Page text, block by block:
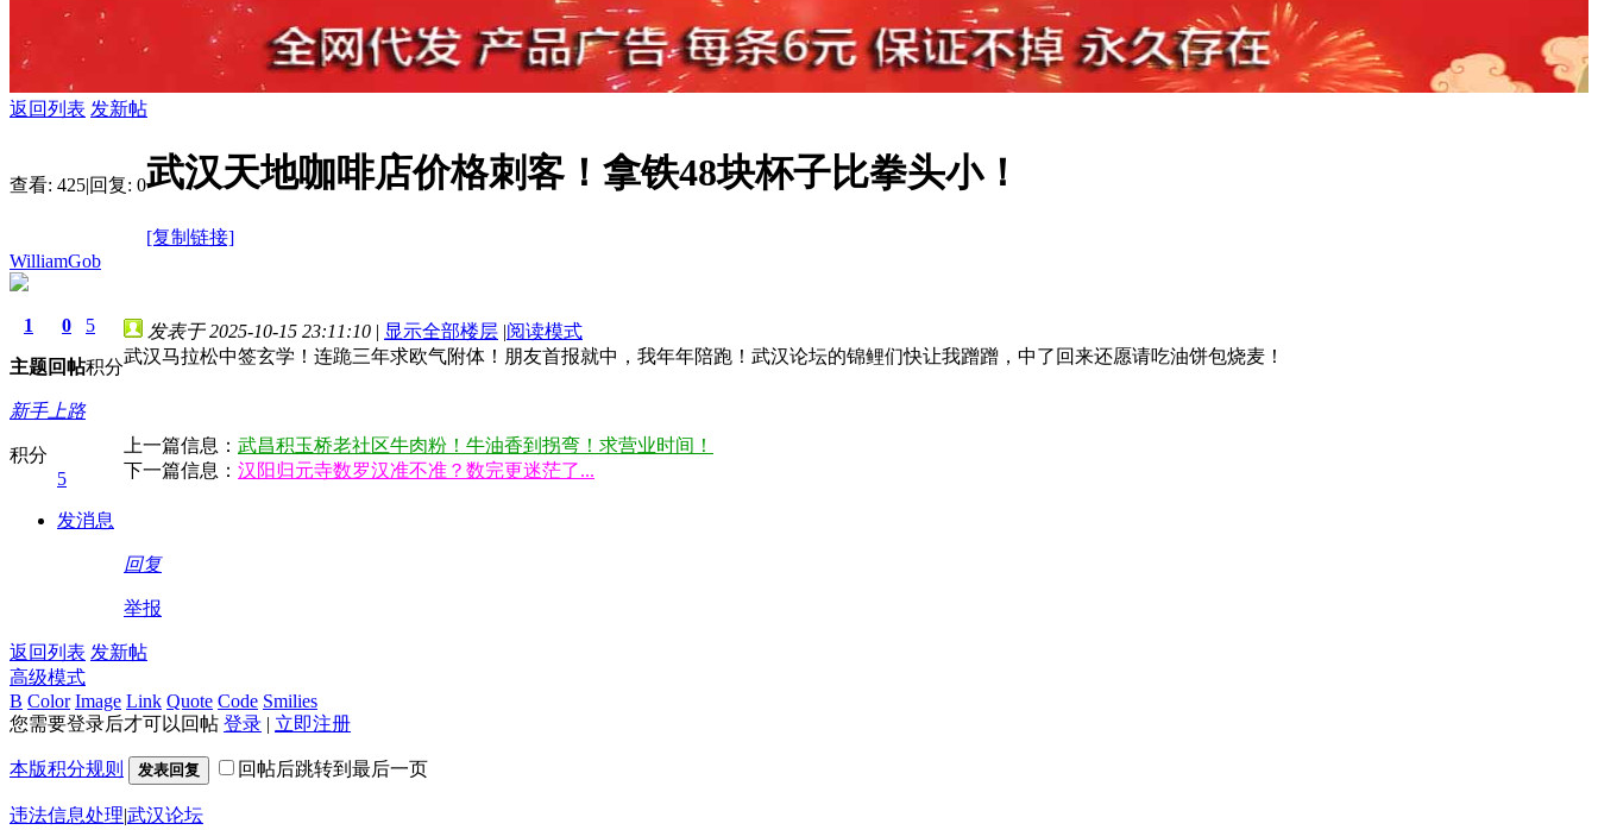
返回列表 发新帖
查看: 425|回复: 0武汉天地咖啡店价格刺客！拿铁48块杯子比拳头小！
[复制链接]
WilliamGob
1
主题
0
回帖
5
积分
新手上路
积分
5
发消息
发表于 2025-10-15 23:11:10 | 显示全部楼层 |阅读模式
武汉马拉松中签玄学！连跪三年求欧气附体！朋友首报就中，我年年陪跑！武汉论坛的锦鲤们快让我蹭蹭，中了回来还愿请吃油饼包烧麦！
上一篇信息： 武昌积玉桥老社区牛肉粉！牛油香到拐弯！求营业时间！
下一篇信息： 汉阳归元寺数罗汉准不准？数完更迷茫了...
回复
举报
返回列表 发新帖
高级模式
B Color Image Link Quote Code Smilies
您需要登录后才可以回帖 登录 | 立即注册
本版积分规则 发表回复 回帖后跳转到最后一页
违法信息处理|武汉论坛